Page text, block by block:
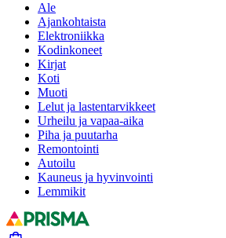
Ale
Ajankohtaista
Elektroniikka
Kodinkoneet
Kirjat
Koti
Muoti
Lelut ja lastentarvikkeet
Urheilu ja vapaa-aika
Piha ja puutarha
Remontointi
Autoilu
Kauneus ja hyvinvointi
Lemmikit